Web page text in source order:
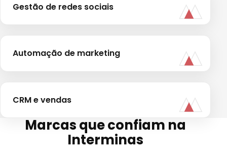
Gestão de redes sociais
Automação de marketing
CRM e vendas
Marcas que confiam na
Interminas